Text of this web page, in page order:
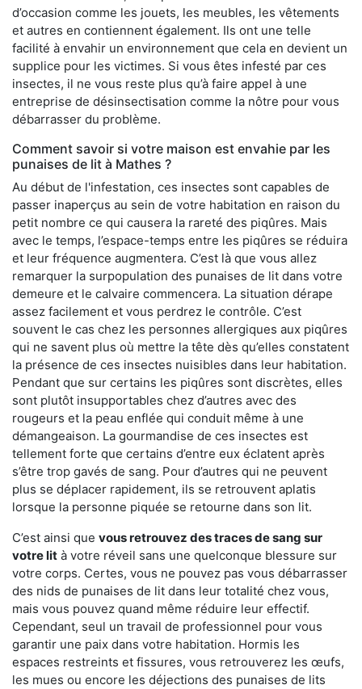
d’occasion comme les jouets, les meubles, les vêtements
et autres en contiennent également. Ils ont une telle
facilité à envahir un environnement que cela en devient un
supplice pour les victimes. Si vous êtes infesté par ces
insectes, il ne vous reste plus qu’à faire appel à une
entreprise de désinsectisation comme la nôtre pour vous
débarrasser du problème.
Comment savoir si votre maison est envahie par les
punaises de lit à Mathes ?
Au début de l'infestation, ces insectes sont capables de
passer inaperçus au sein de votre habitation en raison du
petit nombre ce qui causera la rareté des piqûres. Mais
avec le temps, l’espace-temps entre les piqûres se réduira
et leur fréquence augmentera. C’est là que vous allez
remarquer la surpopulation des punaises de lit dans votre
demeure et le calvaire commencera. La situation dérape
assez facilement et vous perdrez le contrôle. C’est
souvent le cas chez les personnes allergiques aux piqûres
qui ne savent plus où mettre la tête dès qu’elles constatent
la présence de ces insectes nuisibles dans leur habitation.
Pendant que sur certains les piqûres sont discrètes, elles
sont plutôt insupportables chez d’autres avec des
rougeurs et la peau enflée qui conduit même à une
démangeaison. La gourmandise de ces insectes est
tellement forte que certains d’entre eux éclatent après
s’être trop gavés de sang. Pour d’autres qui ne peuvent
plus se déplacer rapidement, ils se retrouvent aplatis
lorsque la personne piquée se retourne dans son lit.
C’est ainsi que vous retrouvez des traces de sang sur
votre lit à votre réveil sans une quelconque blessure sur
votre corps. Certes, vous ne pouvez pas vous débarrasser
des nids de punaises de lit dans leur totalité chez vous,
mais vous pouvez quand même réduire leur effectif.
Cependant, seul un travail de professionnel pour vous
garantir une paix dans votre habitation. Hormis les
espaces restreints et fissures, vous retrouverez les œufs,
les mues ou encore les déjections des punaises de lits